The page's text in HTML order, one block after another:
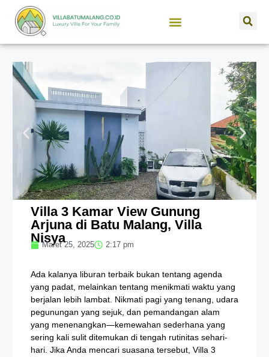
Villa 3 Kamar View Gunung
Arjuna di Batu Malang, Villa
Nisya
Maret 25, 2025 2:17 pm
Ada kalanya liburan terbaik bukan tentang agenda
yang padat, melainkan tentang menikmati waktu yang
berjalan lebih lambat. Nikmati pagi yang tenang, udara
pegunungan yang sejuk, dan pemandangan alam
yang menenangkan—kemewahan sederhana yang
sering kali sulit ditemukan di tengah rutinitas sehari-
hari. Jika Anda mencari suasana tersebut, Villa 3